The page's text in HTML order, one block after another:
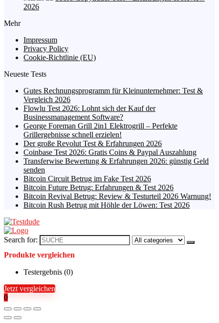
2026
Mehr
Impressum
Privacy Policy
Cookie-Richtlinie (EU)
Neueste Tests
Gutes Rechnungsprogramm für Kleinunternehmer: Test &
Vergleich 2026
Flowlu Test 2026: Lohnt sich der Kauf der
Businessmanagement Software?
George Foreman Grill 2in1 Elektrogrill – Perfekte
Grillergebnisse schnell erzielen!
Der große Revolut Test & Erfahrungen 2026
Coinbase Test 2026: Gratis Coins & Paypal Auszahlung
Transferwise Bewertung & Erfahrungen 2026: günstig Geld
senden
Bitcoin Circuit Betrug im Fake Test 2026
Bitcoin Future Betrug: Erfahrungen & Test 2026
Bitcoin Revival Betrug: Review & Testurteil 2026 Warnung!
Bitcoin Rush Betrug mit Höhle der Löwen: Test 2026
Search for:
Produkte vergleichen
Testergebnis (0)
Jetzt vergleichen
0